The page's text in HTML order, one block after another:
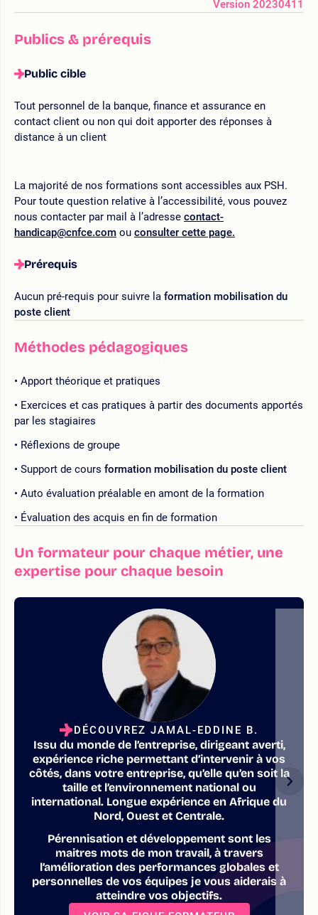
Version 20230411
Publics & prérequis
Public cible
Tout personnel de la banque, finance et assurance en
contact client ou non qui doit apporter des réponses à
distance à un client
La majorité de nos formations sont accessibles aux PSH.
Pour toute question relative à l’accessibilité, vous pouvez
nous contacter par mail à l’adresse contact-
handicap@cnfce.com ou consulter cette page.
Prérequis
Aucun pré-requis pour suivre la formation mobilisation du
poste client
Méthodes pédagogiques
Apport théorique et pratiques
Exercices et cas pratiques à partir des documents apportés
par les stagiaires
Réflexions de groupe
Support de cours formation mobilisation du poste client
Auto évaluation préalable en amont de la formation
Évaluation des acquis en fin de formation
Un formateur pour chaque métier, une
expertise pour chaque besoin
DÉCOUVREZ JAMAL-EDDINE B.
Issu du monde de l’entreprise, dirigeant averti,
expérience riche permettant d’intervenir à vos
côtés, dans votre entreprise, qu’elle qu’en soit la
taille et l’environnement national ou
international. Longue expérience en Afrique du
Nord, Ouest et Centrale.
Pérennisation et développement sont les
maitres mots de mon travail, à travers
l’amélioration des performances globales et
personnelles de vos équipes je vous aiderais à
atteindre vos objectifs.